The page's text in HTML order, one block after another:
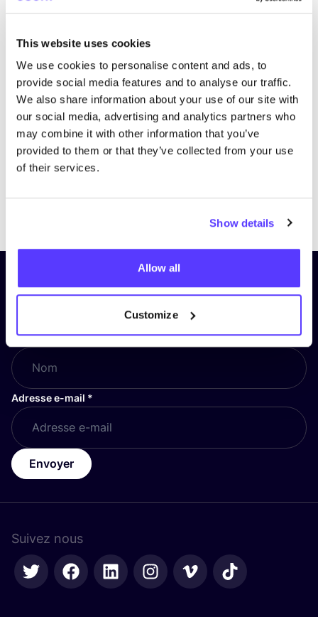
This website uses cookies
We use cookies to personalise content and ads, to
provide social media features and to analyse our traffic.
We also share information about your use of our site with
our social media, advertising and analytics partners who
may combine it with other information that you’ve
provided to them or that they’ve collected from your use
of their services.
Show details
Allow all
Customize
Inscrivez-vous à notre lettre
d’information et restez informé !
Nom*
Adresse e-mail *
Envoyer
Suivez nous